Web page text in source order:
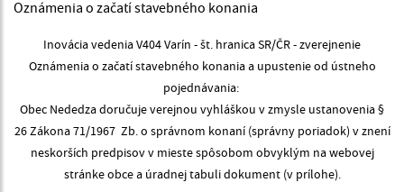
Oznámenia o začatí stavebného konania
Inovácia vedenia V404 Varín - št. hranica SR/ČR - zverejnenie
Oznámenia o začatí stavebného konania a upustenie od ústneho
pojednávania:
Obec Nededza doručuje verejnou vyhláškou v zmysle ustanovenia §
26 Zákona 71/1967 Zb. o správnom konaní (správny poriadok) v znení
neskorších predpisov v mieste spôsobom obvyklým na webovej
stránke obce a úradnej tabuli dokument (v prílohe).